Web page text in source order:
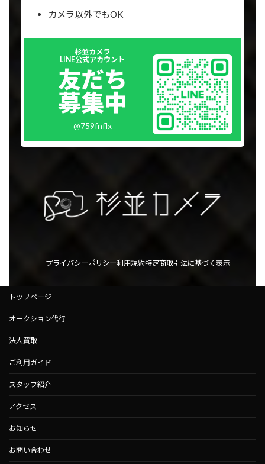
カメラ以外でもOK
杉並カメラ
LINE公式アカウント
友だち
募集中
@759fnflx
プライバシーポリシー利用規約特定商取引法に基づく表示
トップページ
オークション代行
法人買取
ご利用ガイド
スタッフ紹介
アクセス
お知らせ
お問い合わせ